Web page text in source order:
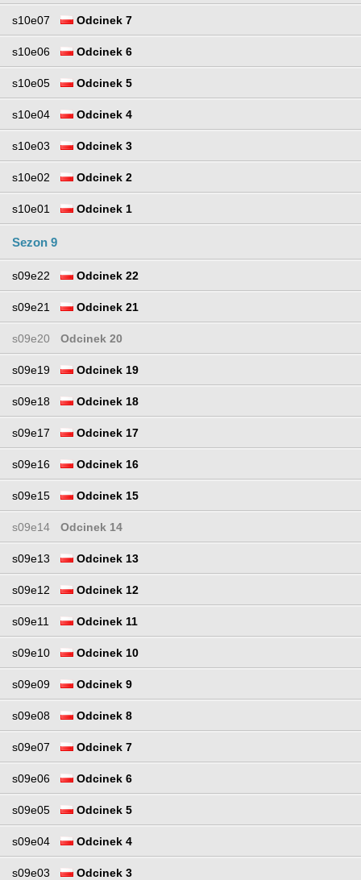
s10e07 Odcinek 7
s10e06 Odcinek 6
s10e05 Odcinek 5
s10e04 Odcinek 4
s10e03 Odcinek 3
s10e02 Odcinek 2
s10e01 Odcinek 1
Sezon 9
s09e22 Odcinek 22
s09e21 Odcinek 21
s09e20 Odcinek 20
s09e19 Odcinek 19
s09e18 Odcinek 18
s09e17 Odcinek 17
s09e16 Odcinek 16
s09e15 Odcinek 15
s09e14 Odcinek 14
s09e13 Odcinek 13
s09e12 Odcinek 12
s09e11 Odcinek 11
s09e10 Odcinek 10
s09e09 Odcinek 9
s09e08 Odcinek 8
s09e07 Odcinek 7
s09e06 Odcinek 6
s09e05 Odcinek 5
s09e04 Odcinek 4
s09e03 Odcinek 3